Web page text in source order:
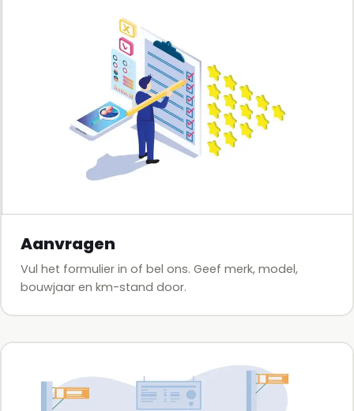
Aanvragen
Vul het formulier in of bel ons. Geef merk, model,
bouwjaar en km-stand door.